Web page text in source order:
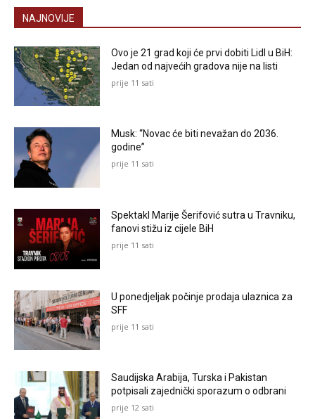
NAJNOVIJE
Ovo je 21 grad koji će prvi dobiti Lidl u BiH:
Jedan od najvećih gradova nije na listi
prije 11 sati
Musk: “Novac će biti nevažan do 2036.
godine”
prije 11 sati
Spektakl Marije Šerifović sutra u Travniku,
fanovi stižu iz cijele BiH
prije 11 sati
U ponedjeljak počinje prodaja ulaznica za
SFF
prije 11 sati
Saudijska Arabija, Turska i Pakistan
potpisali zajednički sporazum o odbrani
prije 12 sati